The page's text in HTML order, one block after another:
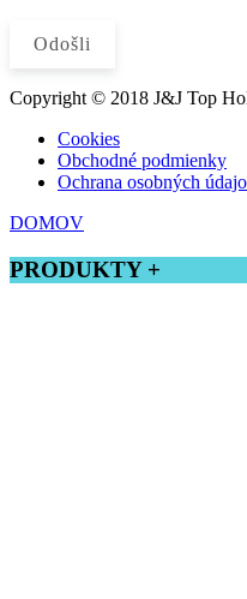
Copyright © 2018 J&J Top
Cookies
Obchodné podmienky
Ochrana osobných
DOMOV
PRODUKTY +